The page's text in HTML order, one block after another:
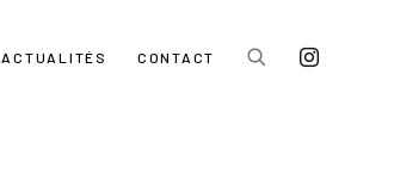
ACTUALITÉS CONTACT